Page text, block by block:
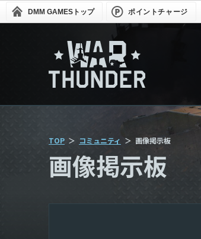
DMM GAMES トップ ポイントチャージ
TOP コミュニティ 画像掲示板
画像掲示板